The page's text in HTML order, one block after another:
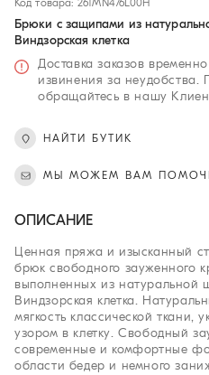
Код товара: 261MN476L00H
Брюки с защипами из
Виндзорская клетка
Доставка заказов
извинения за
обращайтесь в нашу
НАЙТИ БУТИК
МЫ МОЖЕМ ВАМ
ОПИСАНИЕ
Ценная пряжа и изысканный
брюк свободного зауженного
выполненных из натуральной
Виндзорская клетка.
мягкость классической
узором в клетку. Свободный
современные и комфортные
области бедер и немного